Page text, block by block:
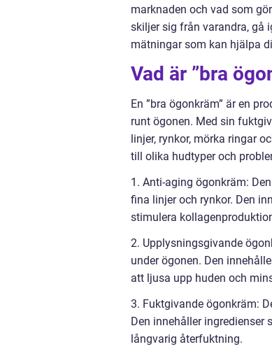
marknaden och vad som
skiljer sig från varandra, gå
mätningar som kan hjälpa
Vad är ”bra
En ”bra ögonkräm” är en
runt ögonen. Med sin
linjer, rynkor, mörka ringar
till olika hudtyper och
1. Anti-aging ögonkräm:
fina linjer och rynkor. Den
stimulera
2. Upplysningsgivande
under ögonen. Den
att ljusa upp huden och
3. Fuktgivande ögonkräm:
Den innehåller ingredienser
långvarig återfuktning.